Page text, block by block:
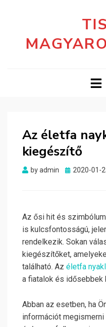
Az életfa
kiegészítő
byadmin
Posted
2020-01-
Az ősi hit és
is kulcsfontosságú,
rendelkezik. Sokan
kiegészítőket,
található. Az életfa
a fiatalok és idősebbek
Abban az esetben, ha
információt